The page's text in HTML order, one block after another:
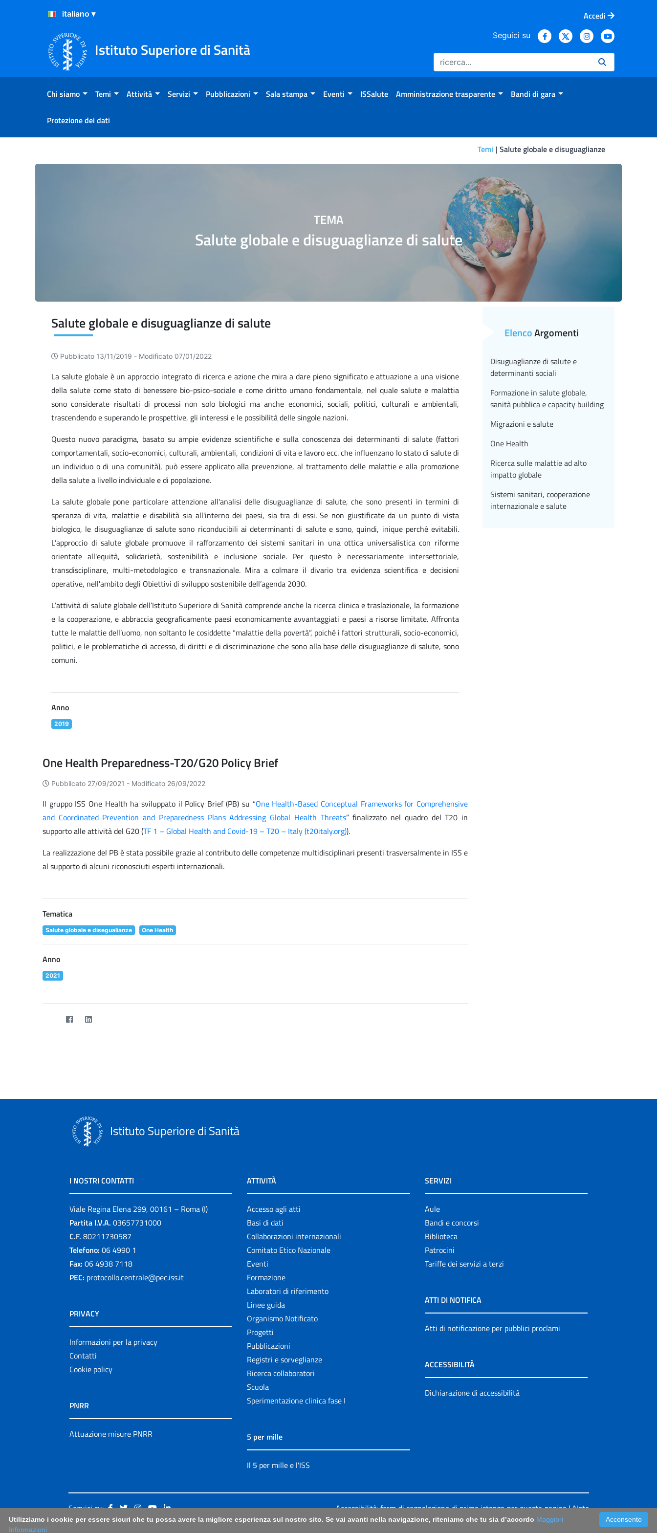
Salta al Contenuto
Salta al Footer
Accedi
Istituto Superiore di Sanità
Seguici su
Chi siamo Temi Attività Servizi Pubblicazioni Sala stampa Eventi ISSalute Amministrazione trasparente Bandi di gara
Protezione dei dati
Temi Salute globale e disuguaglianze
One Health Preparedness-T20/G20 Policy Brief
TEMA
Salute globale e disuguaglianze di salute
Salute globale e disuguaglianze di salute
Pubblicato 13/11/2019 - Modificato 07/01/2022
La salute globale è un approccio integrato di ricerca e azione che mira a dare pieno significato e attuazione a una visione
della salute come stato di benessere bio-psico-sociale e come diritto umano fondamentale, nel quale salute e malattia
sono considerate risultati di processi non solo biologici ma anche economici, sociali, politici, culturali e ambientali,
trascendendo e superando le prospettive, gli interessi e le possibilità delle singole nazioni.
Questo nuovo paradigma, basato su ampie evidenze scientifiche e sulla conoscenza dei determinanti di salute (fattori
comportamentali, socio-economici, culturali, ambientali, condizioni di vita e lavoro ecc. che influenzano lo stato di salute di
un individuo o di una comunità), può essere applicato alla prevenzione, al trattamento delle malattie e alla promozione
della salute a livello individuale e di popolazione.
La salute globale pone particolare attenzione all'analisi delle disuguaglianze di salute, che sono presenti in termini di
speranza di vita, malattie e disabilità sia all'interno dei paesi, sia tra di essi. Se non giustificate da un punto di vista
biologico, le disuguaglianze di salute sono riconducibili ai determinanti di salute e sono, quindi, inique perché evitabili.
L’approccio di salute globale promuove il rafforzamento dei sistemi sanitari in una ottica universalistica con riforme
orientate all'equità, solidarietà, sostenibilità e inclusione sociale. Per questo è necessariamente intersettoriale,
transdisciplinare, multi-metodologico e transnazionale. Mira a colmare il divario tra evidenza scientifica e decisioni
operative, nell'ambito degli Obiettivi di sviluppo sostenibile dell’agenda 2030.
L’attività di salute globale dell’Istituto Superiore di Sanità comprende anche la ricerca clinica e traslazionale, la formazione
e la cooperazione, e abbraccia geograficamente paesi economicamente avvantaggiati e paesi a risorse limitate. Affronta
tutte le malattie dell’uomo, non soltanto le cosiddette “malattie della povertà”, poiché i fattori strutturali, socio-economici,
politici, e le problematiche di accesso, di diritti e di discriminazione che sono alla base delle disuguaglianze di salute, sono
comuni.
Anno
2019
One Health Preparedness-T20/G20 Policy Brief
Pubblicato 27/09/2021 - Modificato 26/09/2022
Il gruppo ISS One Health ha sviluppato il Policy Brief (PB) su “One Health-Based Conceptual Frameworks for Comprehensive
and Coordinated Prevention and Preparedness Plans Addressing Global Health Threats” finalizzato nel quadro del T20 in
supporto alle attività del G20 (TF 1 – Global Health and Covid-19 – T20 – Italy (t20italy.org)).
La realizzazione del PB è stata possibile grazie al contributo delle competenze multidisciplinari presenti trasversalmente in ISS e
al supporto di alcuni riconosciuti esperti internazionali.
Tematica
Salute globale e disegualianze One Health
Anno
2021
ElencoArgomenti
Disuguaglianze di salute e
determinanti sociali
Formazione in salute globale,
sanità pubblica e capacity building
Migrazioni e salute
One Health
Ricerca sulle malattie ad alto
impatto globale
Sistemi sanitari, cooperazione
internazionale e salute
Istituto Superiore di Sanità
I NOSTRI CONTATTI
Viale Regina Elena 299, 00161 – Roma (I)
Partita I.V.A. 03657731000
C.F. 80211730587
Telefono: 06 4990 1
Fax: 06 4938 7118
PEC: protocollo.centrale@pec.iss.it
PRIVACY
Informazioni per la privacy
Contatti
Cookie policy
PNRR
Attuazione misure PNRR
ATTIVITÀ
Accesso agli atti
Basi di dati
Collaborazioni internazionali
Comitato Etico Nazionale
Eventi
Formazione
Laboratori di riferimento
Linee guida
Organismo Notificato
Progetti
Pubblicazioni
Registri e sorveglianze
Ricerca collaboratori
Scuola
Sperimentazione clinica fase I
5 per mille
Il 5 per mille e l'ISS
SERVIZI
Aule
Bandi e concorsi
Biblioteca
Patrocini
Tariffe dei servizi a terzi
ATTI DI NOTIFICA
Atti di notificazione per pubblici proclami
ACCESSIBILITÀ
Dichiarazione di accessibilità
Seguici su: Accessibilità: form di segnalazione di prima istanza per questa pagina|Note
Legali|Sitemap Acconsento
Utilizziamo i cookie per essere sicuri che tu possa avere la migliore esperienza sul nostro sito. Se vai avanti nella navigazione, riteniamo che tu sia d’accordo Maggiori
Informazioni